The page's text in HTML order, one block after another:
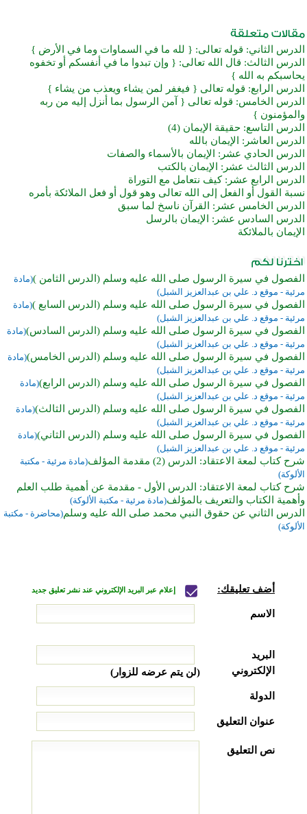
الدرس الثاني: قوله تعالى: { لله ما في السماوات وما في الأرض }
الدرس الثالث: قال الله تعالى: { وإن تبدوا ما في أنفسكم أو تخفوه
يحاسبكم به الله }
الدرس الرابع: قوله تعالى { فيغفر لمن يشاء ويعذب من يشاء }
الدرس الخامس: قوله تعالى { آمن الرسول بما أنزل إليه من ربه
والمؤمنون }
الدرس التاسع: حقيقة الإيمان (4)
الدرس العاشر: الإيمان بالله
الدرس الحادي عشر: الإيمان بالأسماء والصفات
الدرس الثالث عشر: الإيمان بالكتب
الدرس الرابع عشر: كيف نتعامل مع التوراة
نسبة القول أو الفعل إلى الله تعالى وهو قول أو فعل الملائكة بأمره
الدرس الخامس عشر: القرآن ناسخ لما سبق
الدرس السادس عشر: الإيمان بالرسل
الإيمان بالملائكة
الفصول في سيرة الرسول صلى الله عليه وسلم (الدرس الثامن )(مادة
مرئية - موقع د. علي بن عبدالعزيز الشبل)
الفصول في سيرة الرسول صلى الله عليه وسلم (الدرس السابع )(مادة
مرئية - موقع د. علي بن عبدالعزيز الشبل)
الفصول في سيرة الرسول صلى الله عليه وسلم (الدرس السادس)(مادة
مرئية - موقع د. علي بن عبدالعزيز الشبل)
الفصول في سيرة الرسول صلى الله عليه وسلم (الدرس الخامس)(مادة
مرئية - موقع د. علي بن عبدالعزيز الشبل)
الفصول في سيرة الرسول صلى الله عليه وسلم (الدرس الرابع)(مادة
مرئية - موقع د. علي بن عبدالعزيز الشبل)
الفصول في سيرة الرسول صلى الله عليه وسلم (الدرس الثالث)(مادة
مرئية - موقع د. علي بن عبدالعزيز الشبل)
الفصول في سيرة الرسول صلى الله عليه وسلم (الدرس الثاني)(مادة
مرئية - موقع د. علي بن عبدالعزيز الشبل)
شرح كتاب لمعة الاعتقاد: الدرس (2) مقدمة المؤلف
(مادة مرئية - مكتبة
الألوكة)
شرح كتاب لمعة الاعتقاد: الدرس الأول - مقدمة عن أهمية طلب العلم
وأهمية الكتاب والتعريف بالمؤلف(مادة مرئية - مكتبة الألوكة)
الدرس الثاني عن حقوق النبي محمد صلى الله عليه وسلم(محاضرة - مكتبة
الألوكة)
أضف تعليقك: إعلام عبر البريد الإلكتروني عند نشر تعليق جديد
الاسم
البريد
الإلكتروني
(لن يتم عرضه للزوار)
الدولة
عنوان التعليق
نص التعليق